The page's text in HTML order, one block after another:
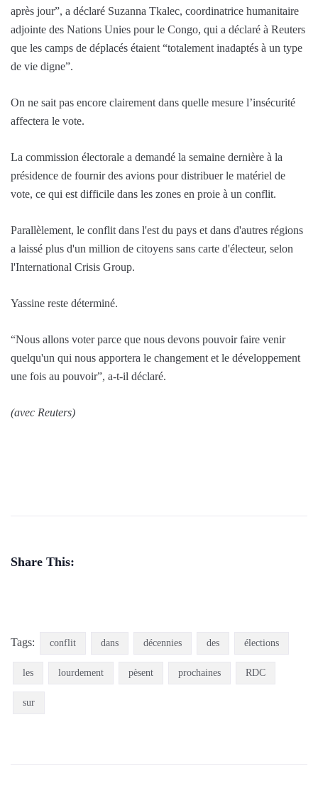
après jour”, a déclaré Suzanna Tkalec, coordinatrice humanitaire
adjointe des Nations Unies pour le Congo, qui a déclaré à Reuters
que les camps de déplacés étaient “totalement inadaptés à un type
de vie digne”.
On ne sait pas encore clairement dans quelle mesure l’insécurité
affectera le vote.
La commission électorale a demandé la semaine dernière à la
présidence de fournir des avions pour distribuer le matériel de
vote, ce qui est difficile dans les zones en proie à un conflit.
Parallèlement, le conflit dans l'est du pays et dans d'autres régions
a laissé plus d'un million de citoyens sans carte d'électeur, selon
l'International Crisis Group.
Yassine reste déterminé.
“Nous allons voter parce que nous devons pouvoir faire venir
quelqu'un qui nous apportera le changement et le développement
une fois au pouvoir”, a-t-il déclaré.
(avec Reuters)
Share This:
Tags: conflit dans décennies des élections
les lourdement pèsent prochaines RDC
sur